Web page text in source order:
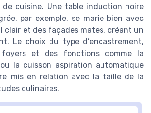
cuisine. Une table induction noire
par exemple, se marie bien avec
clair et des façades mates, créant un
Le choix du type d’encastrement,
et des fonctions comme la
la cuisson aspiration automatique
mis en relation avec la taille de la
culinaires.